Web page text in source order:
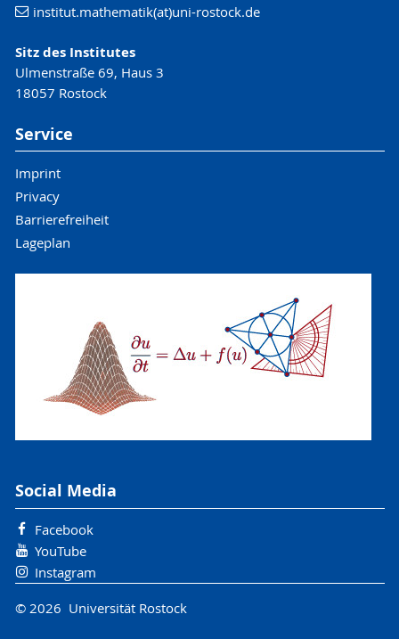
institut.mathematik(at)uni-rostock.de
Sitz des Institutes
Ulmenstraße 69, Haus 3
18057 Rostock
Service
Imprint
Privacy
Barrierefreiheit
Lageplan
Social Media
Facebook
YouTube
Instagram
© 2026 Universität Rostock